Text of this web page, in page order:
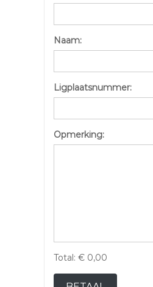
Naam:
Ligplaatsnummer:
Opmerking:
Total: € 0,00